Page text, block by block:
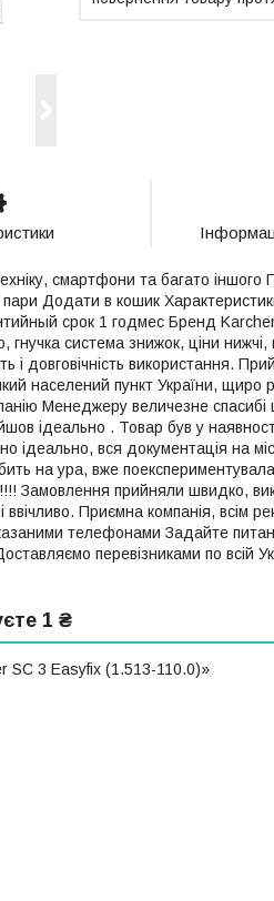
смартфони та багато іншого
Додати в кошик
срок 1 годмес Бренд
система знижок, ціни нижчі,
і довговічність використання.
населений пункт України, щиро
Менеджеру величезне спасибі
ідеально . Товар був у
вся документація на
на ура, вже
Замовлення прийняли швидко,
ввічливо. Приємна компанія, всім
телефонами Задайте
перевізниками по всій
1 ₴
SC 3 Easyfіx (1.513-110.0)»